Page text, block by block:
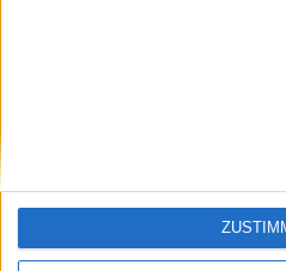
Si vous êtes francophone,
Let's visit